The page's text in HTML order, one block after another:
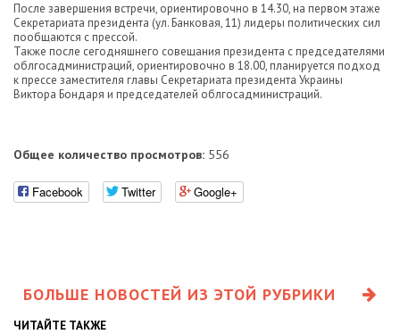
После завершения встречи, ориентировочно в 14.30, на первом этаже
Секретариата президента (ул. Банковая, 11) лидеры политических сил
пообщаются с прессой.
Также после сегодняшнего совещания президента с председателями
облгосадминистраций, ориентировочно в 18.00, планируется подход
к прессе заместителя главы Секретариата президента Украины
Виктора Бондаря и председателей облгосадминистраций.
Общее количество просмотров: 556
Facebook Twitter Google+
БОЛЬШЕ НОВОСТЕЙ ИЗ ЭТОЙ РУБРИКИ
ЧИТАЙТЕ ТАКЖЕ